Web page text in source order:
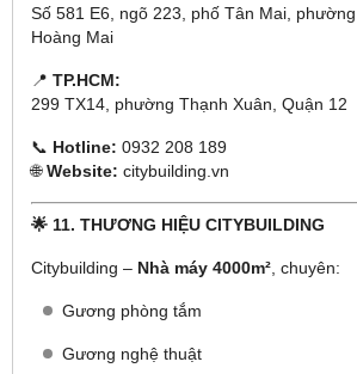
Số 581 E6, ngõ 223, phố Tân Mai,
Hoàng Mai
📍 TP.HCM:
299 TX14, phường Thạnh Xuân, Quận 12
📞 Hotline: 0932 208 189
🌐Website: citybuilding.vn
🌟 11. THƯƠNG HIỆU CITYBUILDING
Citybuilding – Nhà máy 4000m² , chuyên:
Gương phòng tắm
Gương nghệ thuật